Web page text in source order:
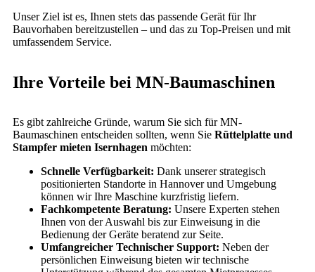
Unser Ziel ist es, Ihnen stets das passende Gerät für Ihr
Bauvorhaben bereitzustellen – und das zu Top-Preisen und mit
umfassendem Service.
Ihre Vorteile bei MN-Baumaschinen
Es gibt zahlreiche Gründe, warum Sie sich für MN-
Baumaschinen entscheiden sollten, wenn Sie Rüttelplatte und
Stampfer mieten Isernhagen möchten:
Schnelle Verfügbarkeit: Dank unserer strategisch
positionierten Standorte in Hannover und Umgebung
können wir Ihre Maschine kurzfristig liefern.
Fachkompetente Beratung: Unsere Experten stehen
Ihnen von der Auswahl bis zur Einweisung in die
Bedienung der Geräte beratend zur Seite.
Umfangreicher Technischer Support: Neben der
persönlichen Einweisung bieten wir technische